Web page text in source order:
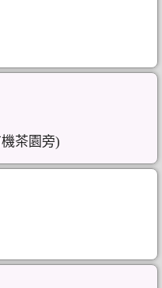
茶園旁)